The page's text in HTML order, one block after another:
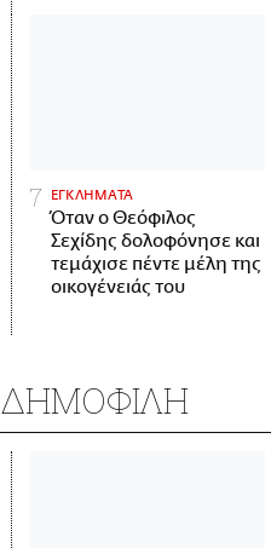
ΕΓΚΛΗΜΑΤΑ
Όταν ο Θεόφιλος
Σεχίδης δολοφόνησε και
τεμάχισε πέντε μέλη της
οικογένειάς του
ΔΗΜΟΦΙΛΗ